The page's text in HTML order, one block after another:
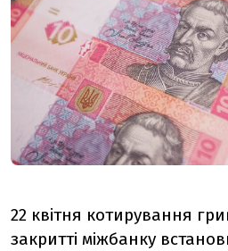
22 квітня котирування
закритті міжбанку